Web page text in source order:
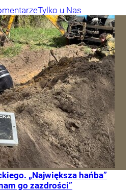
Tylko u Nas
„Największa hańba”
go zazdrości”